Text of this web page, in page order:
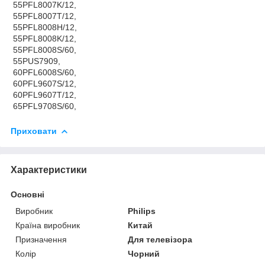
55PFL8007K/12,
55PFL8007T/12,
55PFL8008H/12,
55PFL8008K/12,
55PFL8008S/60,
55PUS7909,
60PFL6008S/60,
60PFL9607S/12,
60PFL9607T/12,
65PFL9708S/60,
Приховати
Характеристики
Основні
Виробник
Philips
Країна виробник
Китай
Призначення
Для телевізора
Колір
Чорний